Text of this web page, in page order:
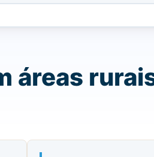
áreas